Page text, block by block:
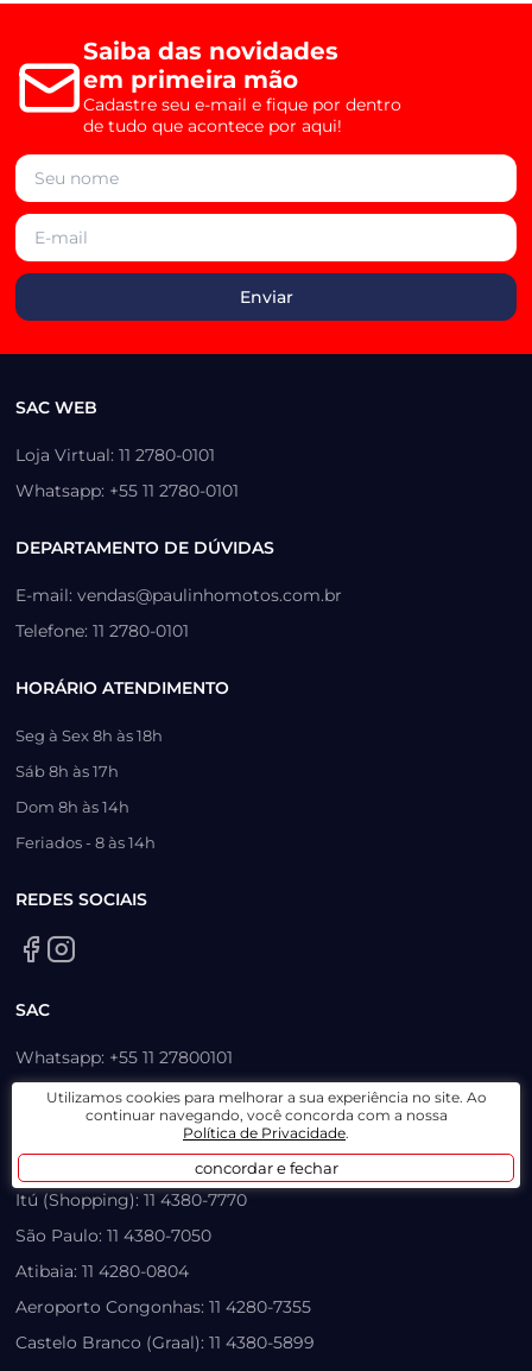
Saiba das novidades
em primeira mão
Cadastre seu e-mail e fique por dentro
de tudo que acontece por aqui!
SAC WEB
Loja Virtual: 11 2780-0101
Whatsapp: +55 11 2780-0101
DEPARTAMENTO DE DÚVIDAS
E-mail: vendas@paulinhomotos.com.br
Telefone: 11 2780-0101
HORÁRIO ATENDIMENTO
Seg à Sex 8h às 18h
Sáb 8h às 17h
Dom 8h às 14h
Feriados - 8 às 14h
REDES SOCIAIS
SAC
Whatsapp: +55 11 27800101
Santo André: 11 4437-2323
Outlet: 11 4902-4535
Itú (Shopping): 11 4380-7770
São Paulo: 11 4380-7050
Atibaia: 11 4280-0804
Aeroporto Congonhas: 11 4280-7355
Castelo Branco (Graal): 11 4380-5899
Utilizamos cookies para melhorar a sua experiência no site. Ao
continuar navegando, você concorda com a nossa
Política de Privacidade.
concordar e fechar